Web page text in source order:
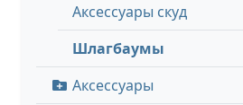
Аксессуары скуд
Шлагбаумы
Аксессуары